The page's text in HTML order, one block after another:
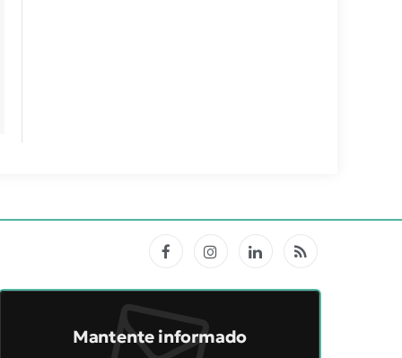
FacebookInstagramLinkedInRSS
Mantente informado